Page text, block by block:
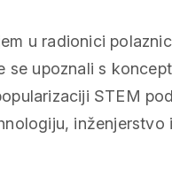
u radionici
se upoznali s
STEM
inženjerstvo